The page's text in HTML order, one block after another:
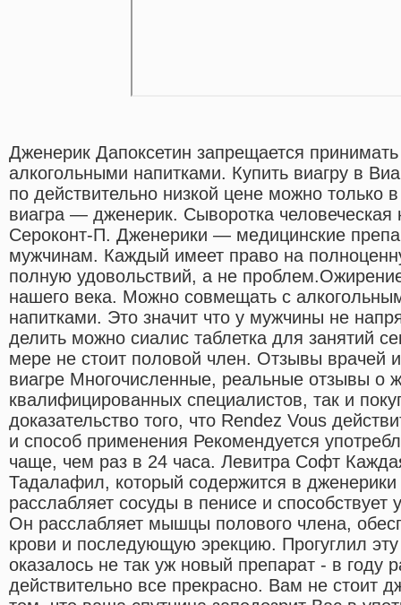
Дженерик Дапоксетин запрещается
алкогольными напитками. Купить виагру в
по действительно низкой цене можно только
виагра — дженерик. Сыворотка человеческая
Сероконт-П. Дженерики — медицинские
мужчинам. Каждый имеет право на
полную удовольствий, а не
нашего века. Можно совмещать с
напитками. Это значит что у мужчины не
делить можно сиалис таблетка для занятий
мере не стоит половой член. Отзывы врачей
виагре Многочисленные, реальные отзывы о
квалифицированных специалистов, так и
доказательство того, что Rendez Vous
и способ применения Рекомендуется
чаще, чем раз в 24 часа. Левитра Софт
Тадалафил, который содержится в дженерики
расслабляет сосуды в пенисе и способствует
Он расслабляет мышцы полового члена,
крови и последующую эрекцию. Прогуглил эту
оказалось не так уж новый препарат - в году
действительно все прекрасно. Вам не стоит